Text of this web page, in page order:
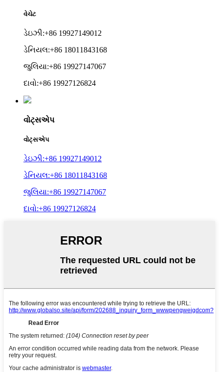
વેચેટ
ડેઇઝી:+86 19927149012
ડેનિયલ:+86 18011843168
જુલિયા:+86 19927147067
દાવો:+86 19927126824
વોટ્સએપ
વોટ્સએપ
ડેઇઝી:+86 19927149012
ડેનિયલ:+86 18011843168
જુલિયા:+86 19927147067
દાવો:+86 19927126824